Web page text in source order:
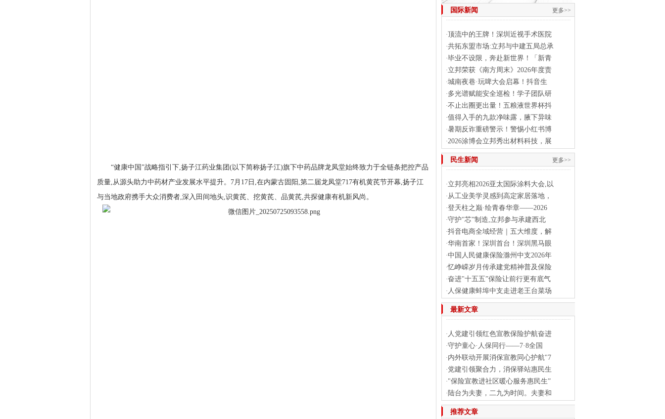
“健康中国”战略指引下,扬子江药业集团(以下简称扬子江)旗下中药品牌龙凤堂始终致力于全链条把控产品
质量,从源头助力中药材产业发展水平提升。7月17日,在内蒙古固阳,第二届龙凤堂717有机黄芪节开幕,扬子江
与当地政府携手大众消费者,深入田间地头,识黄芪、挖黄芪、品黄芪,共探健康有机新风尚。
国际新闻 更多>>
·顶流中的王牌！深圳近视手术医院
·共拓东盟市场:立邦与中建五局总承
·毕业不设限，奔赴新世界！「新青
·立邦荣获《南方周末》2026年度责
·城南夜巷·玩啤大会启幕！抖音生
·多光谱赋能安全巡检！学子团队研
·不止出圈更出量！五粮液世界杯抖
·值得入手的九款净味露，腋下异味
·暑期反诈重磅警示！警惕小红书博
·2026涂博会立邦秀出材料科技，展
民生新闻 更多>>
·立邦亮相2026亚太国际涂料大会,以
·从工业美学灵感到高定家居落地，
·登天柱之巅·绘青春华章——2026
·守护"芯”制造,立邦参与承建西北
·抖音电商全域经营｜五大维度，解
·华南首家！深圳首台！深圳黑马眼
·中国人民健康保险滁州中支2026年
·忆峥嵘岁月传承建党精神普及保险
·奋进"十五五”保险让前行更有底气
· 人保健康蚌埠中支走进老王台菜场
最新文章
· 人党建引领红色宣教保险护航奋进
·守护童心·人保同行——7·8全国
·内外联动开展消保宣教同心护航"7
·党建引领聚合力，消保驿站惠民生
·"保险宣教进社区暖心服务惠民生”
· 陆台为夫妻，二九为时间。夫妻和
推荐文章